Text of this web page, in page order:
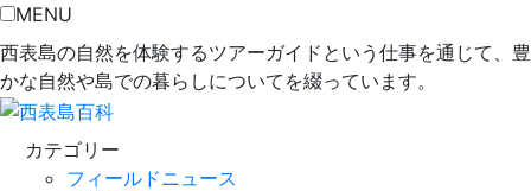
MENU
西表島の自然を体験するツアーガイドという仕事を通じて、豊
かな自然や島での暮らしについてを綴っています。
カテゴリー
フィールドニュース